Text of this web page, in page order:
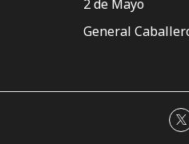
2 de Mayo
General